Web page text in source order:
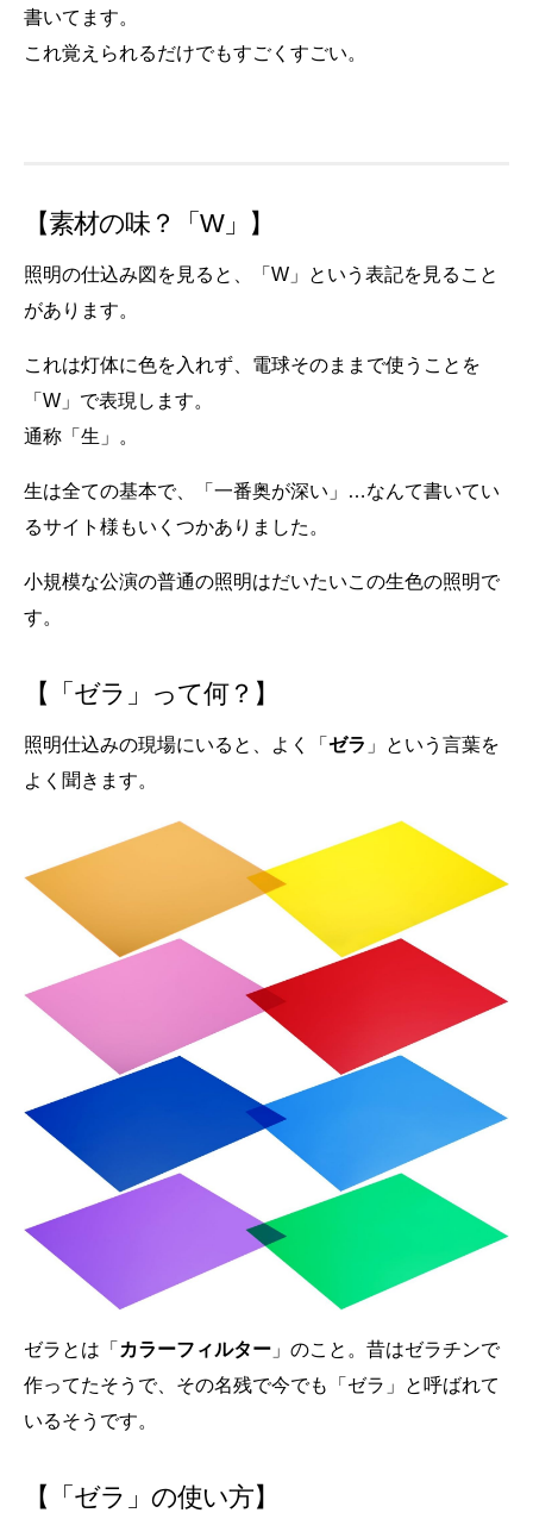
書いてます。
これ覚えられるだけでもすごくすごい。
【素材の味？「W」】
照明の仕込み図を見ると、「W」という表記を見ること
があります。
これは灯体に色を入れず、電球そのままで使うことを
「W」で表現します。
通称「生」。
生は全ての基本で、「一番奥が深い」…なんて書いてい
るサイト様もいくつかありました。
小規模な公演の普通の照明はだいたいこの生色の照明で
す。
【「ゼラ」って何？】
照明仕込みの現場にいると、よく「 ゼラ 」という言葉を
よく聞きます。
ゼラとは「 カラーフィルター 」のこと。昔はゼラチンで
作ってたそうで、その名残で今でも「ゼラ」と呼ばれて
いるそうです。
【「ゼラ」の使い方】